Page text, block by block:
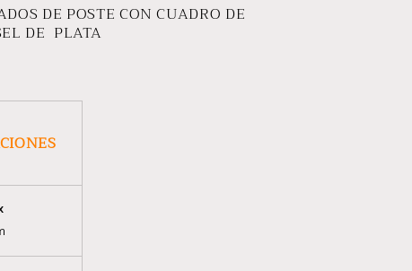
DE POSTE CON CUADRO DE
DE PLATA